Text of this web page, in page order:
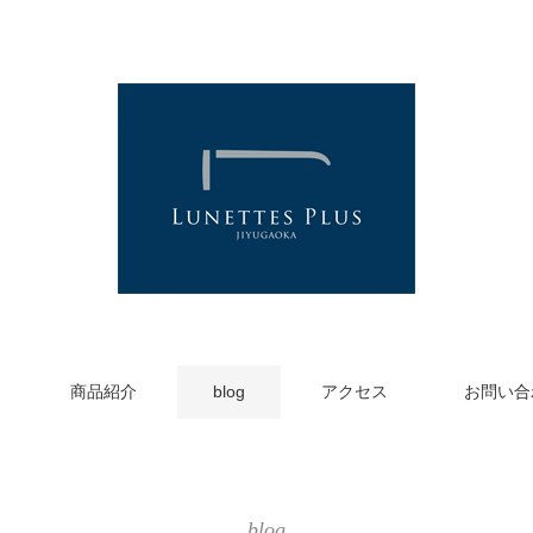
商品紹介 blog アクセス お問い